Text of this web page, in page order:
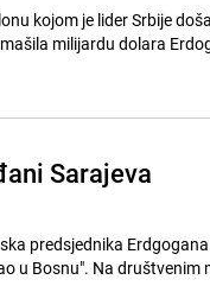
kojom je lider Srbije
milijardu dolara
Sarajeva
predsjednika
u Bosnu". Na društvenim